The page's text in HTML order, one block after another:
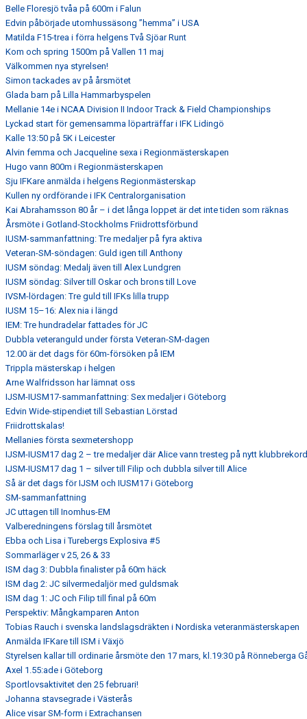
Belle Floresjö tvåa på 600m i Falun
Edvin påbörjade utomhussäsong ”hemma” i USA
Matilda F15-trea i förra helgens Två Sjöar Runt
Kom och spring 1500m på Vallen 11 maj
Välkommen nya styrelsen!
Simon tackades av på årsmötet
Glada barn på Lilla Hammarbyspelen
Mellanie 14e i NCAA Division II Indoor Track & Field Championships
Lyckad start för gemensamma löparträffar i IFK Lidingö
Kalle 13:50 på 5K i Leicester
Alvin femma och Jacqueline sexa i Regionmästerskapen
Hugo vann 800m i Regionmästerskapen
Sju IFKare anmälda i helgens Regionmästerskap
Kullen ny ordförande i IFK Centralorganisation
Kai Abrahamsson 80 år – i det långa loppet är det inte tiden som räknas
Årsmöte i Gotland-Stockholms Friidrottsförbund
IUSM-sammanfattning: Tre medaljer på fyra aktiva
Veteran-SM-söndagen: Guld igen till Anthony
IUSM söndag: Medalj även till Alex Lundgren
IUSM söndag: Silver till Oskar och brons till Love
IVSM-lördagen: Tre guld till IFKs lilla trupp
IUSM 15–16: Alex nia i längd
IEM: Tre hundradelar fattades för JC
Dubbla veteranguld under första Veteran-SM-dagen
12.00 är det dags för 60m-försöken på IEM
Trippla mästerskap i helgen
Arne Walfridsson har lämnat oss
IJSM-IUSM17-sammanfattning: Sex medaljer i Göteborg
Edvin Wide-stipendiet till Sebastian Lörstad
Friidrottskalas!
Mellanies första sexmetershopp
IJSM-IUSM17 dag 2 – tre medaljer där Alice vann tresteg på nytt klubbrekord
IJSM-IUSM17 dag 1 – silver till Filip och dubbla silver till Alice
Så är det dags för IJSM och IUSM17 i Göteborg
SM-sammanfattning
JC uttagen till Inomhus-EM
Valberedningens förslag till årsmötet
Ebba och Lisa i Turebergs Explosiva #5
Sommarläger v 25, 26 & 33
ISM dag 3: Dubbla finalister på 60m häck
ISM dag 2: JC silvermedaljör med guldsmak
ISM dag 1: JC och Filip till final på 60m
Perspektiv: Mångkamparen Anton
Tobias Rauch i svenska landslagsdräkten i Nordiska veteranmästerskapen
Anmälda IFKare till ISM i Växjö
Styrelsen kallar till ordinarie årsmöte den 17 mars, kl.19:30 på Rönneberga
Axel 1.55:ade i Göteborg
Sportlovsaktivitet den 25 februari!
Johanna stavsegrade i Västerås
Alice visar SM-form i Extrachansen